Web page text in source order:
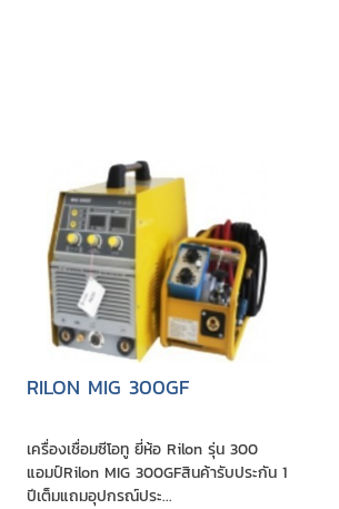
RILON MIG 300GF
เครื่องเชื่อมซีโอทู ยี่ห้อ Rilon รุ่น 300
แอมป์Rilon MIG 300GFสินค้ารับประกัน 1
ปีเต็มแถมอุปกรณ์ประ...